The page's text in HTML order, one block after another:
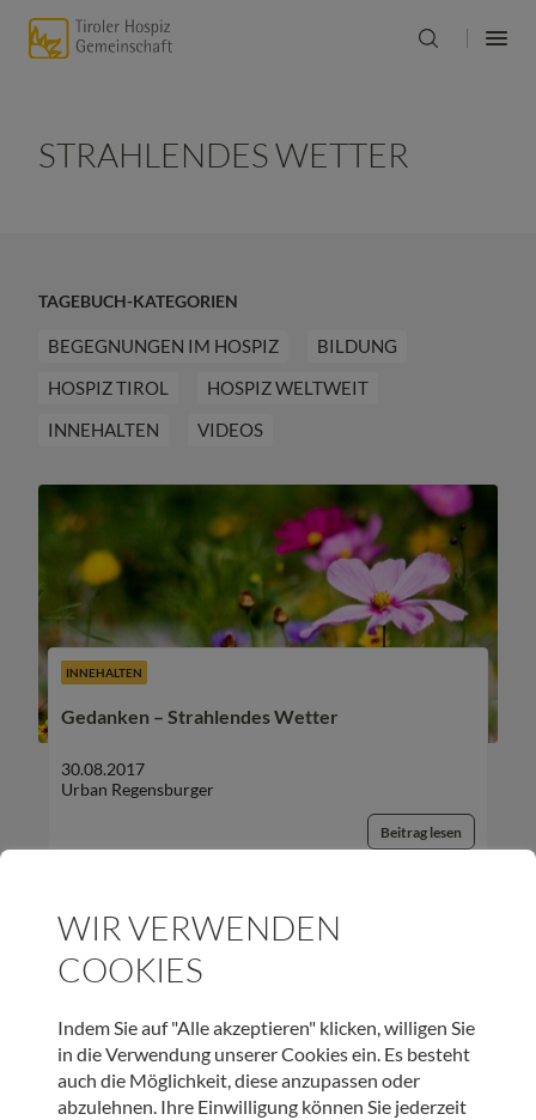
STRAHLENDES WETTER
TAGEBUCH-KATEGORIEN
BEGEGNUNGEN IM HOSPIZ
BILDUNG
HOSPIZ TIROL
HOSPIZ WELTWEIT
INNEHALTEN
VIDEOS
INNEHALTEN
Gedanken – Strahlendes Wetter
30.08.2017
Urban Regensburger
Beitrag lesen
ANMELDEN
WIR VERWENDEN
COOKIES
Indem Sie auf "Alle akzeptieren" klicken, willigen Sie
in die Verwendung unserer Cookies ein. Es besteht
auch die Möglichkeit, diese anzupassen oder
abzulehnen. Ihre Einwilligung können Sie jederzeit